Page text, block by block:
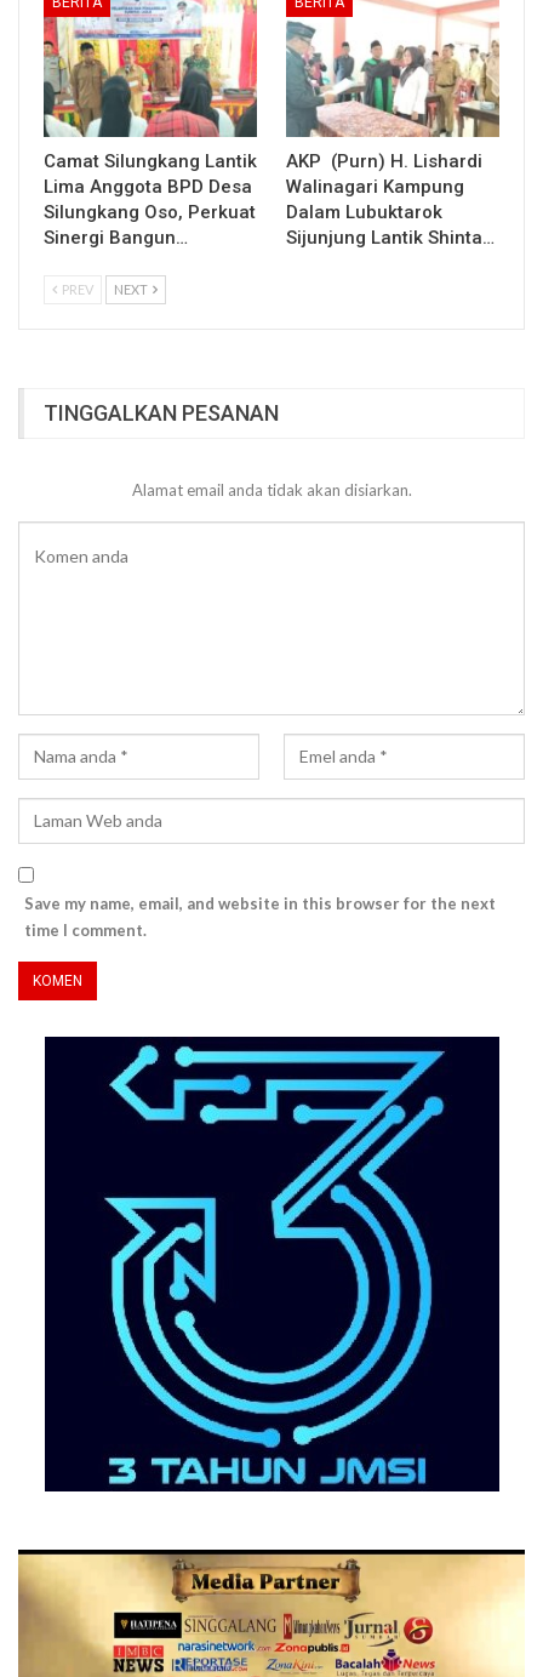
Camat Silungkang Lantik
Lima Anggota BPD Desa
Silungkang Oso, Perkuat
Sinergi Bangun…
AKP (Purn) H. Lishardi
Walinagari Kampung
Dalam Lubuktarok
Sijunjung Lantik Shinta…
PREV NEXT
TINGGALKAN PESANAN
Alamat email anda tidak akan disiarkan.
Save my name, email, and website in this browser for the next
time I comment.